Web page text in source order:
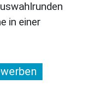
in einer